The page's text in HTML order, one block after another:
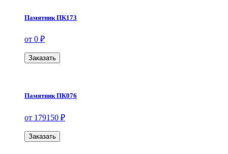
Памятник ПК173
от 0 ₽
Заказать
Памятник ПК076
от 179150 ₽
Заказать